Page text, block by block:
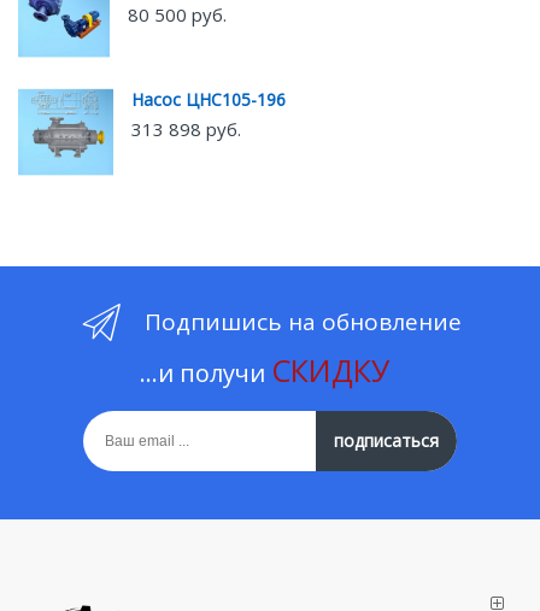
80 500 руб.
Насос ЦНС105-196
313 898 руб.
Подпишись на обновление
...и получи СКИДКУ
подписаться